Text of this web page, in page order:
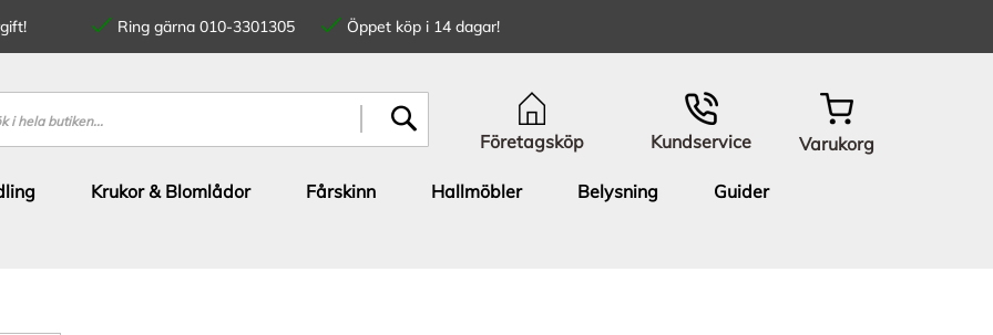
Ring gärna 010-3301305
Öppet köp i 14 dagar!
Företagsköp Kundservice Varukorg
Krukor & Blomlådor Fårskinn Hallmöbler Belysning
Guider